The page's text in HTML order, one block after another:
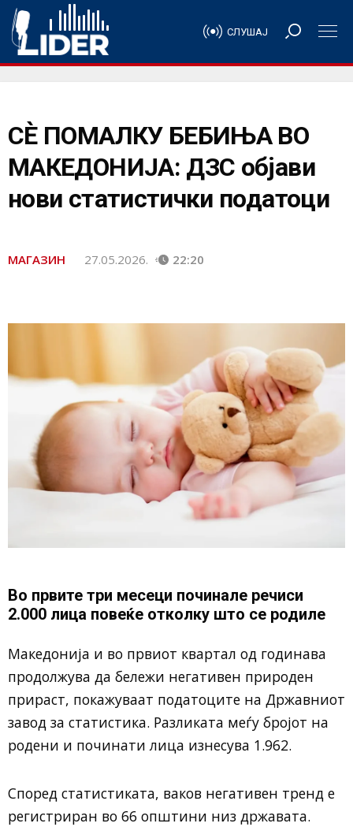
СЛУШАЈ
СÈ ПОМАЛКУ БЕБИЊА ВО
МАКЕДОНИЈА: ДЗС објави
нови статистички податоци
МАГАЗИН 27.05.2026. 22:20
Во првите три месеци починале речиси
2.000 лица повеќе отколку што се родиле
Македонија и во првиот квартал од годинава
продолжува да бележи негативен природен
прираст, покажуваат податоците на Државниот
завод за статистика. Разликата меѓу бројот на
родени и починати лица изнесува 1.962.
Според статистиката, ваков негативен тренд е
регистриран во 66 општини низ државата.